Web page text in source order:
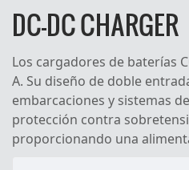
DC-DC CHARGER
Los cargadores de baterías
A. Su diseño de doble
embarcaciones y sistemas
protección contra
proporcionando una